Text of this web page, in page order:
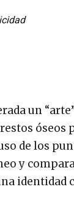
un
óseos
de los
y
identidad